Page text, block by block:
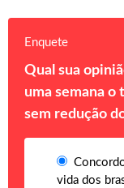
Enquete
Qual sua
uma semana o
sem redução
vida dos